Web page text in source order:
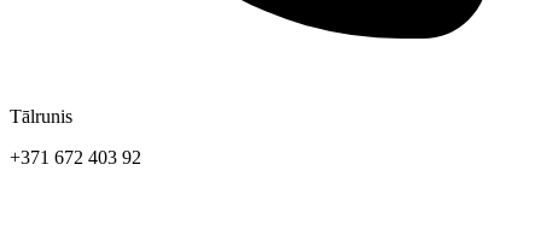
Tālrunis
+371 672 403 92